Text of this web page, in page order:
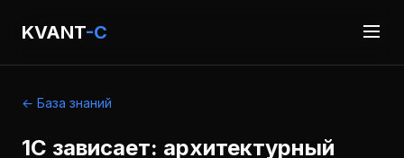
KVANT-C
← База знаний
1С зависает: архитектурный